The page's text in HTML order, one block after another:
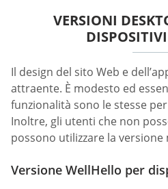
VERSIONI
Il design del sito Web e
attraente. È modesto ed
funzionalità sono le stesse
Inoltre, gli utenti che non
possono utilizzare la versione
Versione WellHello per